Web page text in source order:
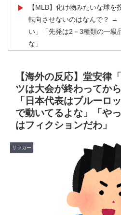
▶
【MLB】化け物みたいな球
転向させないのはなんで？ →
い」「先発は2－3種類の一級
な」
決勝も調査すべきと主張！」
指摘‥」
▶
大地震が起きても手術をやり
海外でも凄すぎると絶賛
▶ 海外「素晴らしい！」日本が
泳いでいる人のすぐ横に消防
の湖「肝心の場面で毎回カメ
国際的な小咄 読者投稿 中小
パスポート試験対策
【海外の反応】堂安律
ツは大会が終わってか
「日本代表はブルーロ
で動いてるよな」「や
はフィクションだわ」
サッカー